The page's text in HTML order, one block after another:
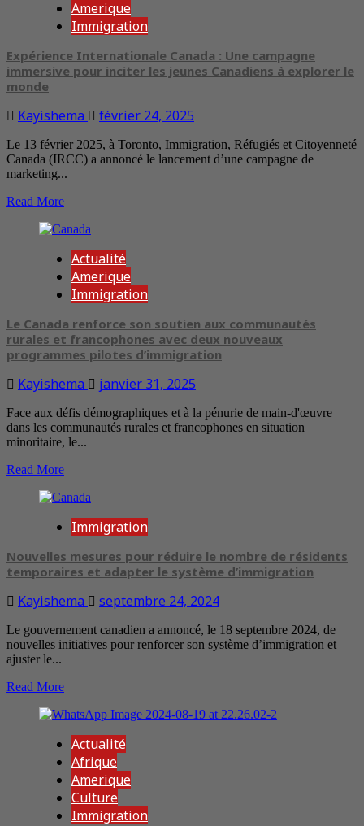
Amerique
Immigration
Expérience Internationale Canada : Une campagne
immersive pour inciter les jeunes Canadiens à explorer le
monde
Kayishema février 24, 2025
Le 13 février 2025, à Toronto, Immigration, Réfugiés et Citoyenneté
Canada (IRCC) a annoncé le lancement d’une campagne de
marketing...
Read More
Actualité
Amerique
Immigration
Le Canada renforce son soutien aux communautés
rurales et francophones avec deux nouveaux
programmes pilotes d’immigration
Kayishema janvier 31, 2025
Face aux défis démographiques et à la pénurie de main-d'œuvre
dans les communautés rurales et francophones en situation
minoritaire, le...
Read More
Immigration
Nouvelles mesures pour réduire le nombre de résidents
temporaires et adapter le système d’immigration
Kayishema septembre 24, 2024
Le gouvernement canadien a annoncé, le 18 septembre 2024, de
nouvelles initiatives pour renforcer son système d’immigration et
ajuster le...
Read More
Actualité
Afrique
Amerique
Culture
Immigration